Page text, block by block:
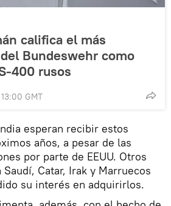
califica el más
Bundeswehr como
400 rusos
GMT
esperan recibir estos
años, a pesar de las
por parte de EEUU. Otros
Catar, Irak y Marruecos
su interés en adquirirlos.